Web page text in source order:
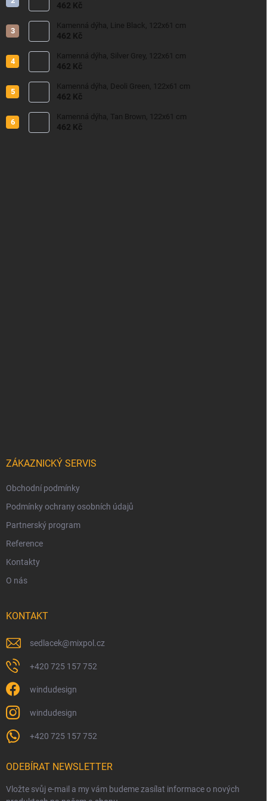
462 Kč
Kamenná dýha, Line Black, 122x61 cm
462 Kč
Kamenná dýha, Silver Grey, 122x61 cm
462 Kč
Kamenná dýha, Deoli Green, 122x61 cm
462 Kč
Kamenná dýha, Tan Brown, 122x61 cm
462 Kč
ZÁKAZNICKÝ SERVIS
Obchodní podmínky
Podmínky ochrany osobních údajů
Partnerský program
Reference
Kontakty
O nás
KONTAKT
sedlacek@mixpol.cz
+420 725 157 752
windudesign
windudesign
+420 725 157 752
ODEBÍRAT NEWSLETTER
Vložte svůj e-mail a my vám budeme zasílat informace o nových